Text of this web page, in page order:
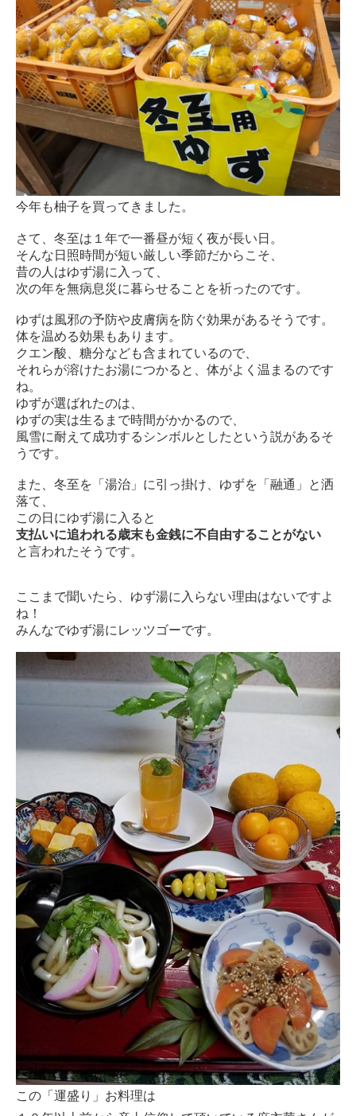
今年も柚子を買ってきました。
さて、冬至は１年で一番昼が短く夜が長い日。
そんな日照時間が短い厳しい季節だからこそ、
昔の人はゆず湯に入 って、
次の年を無病息災に暮らせることを祈ったのです。
ゆずは風邪の予防や皮膚病を防ぐ効果があるそうです。
体を温める効果もあります。
クエン酸、糖分なども含まれているので、
それらが溶けたお湯につかると、体がよく温まるのです
ね。
ゆずが選ばれたのは、
ゆずの実は生るまで時間がかかるので、
風雪に耐えて成功するシンボルとしたという説があるそ
うです。
また、冬至を「湯治」に引っ掛け、ゆずを「融通」と洒
落て、
この日にゆず湯に入ると
支払いに追われる歳末も金銭に不自由することがない
と言われたそうです。
ここまで聞いたら、ゆず湯に入らない理由はないですよ
ね！
みんなでゆず湯にレッツゴーです。
この「運盛り」お料理は